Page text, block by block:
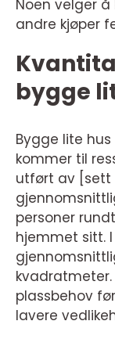
Noen velger
andre kjøper
bygge
Bygge lite
kommer til
utført av [sett
personer
hjemmet sitt.
plassbehov
lavere